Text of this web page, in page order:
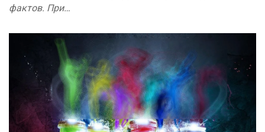
фактов. При…